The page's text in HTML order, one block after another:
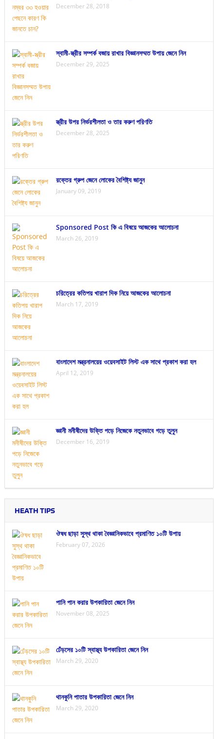
December 28, 2018
স্বামী-স্ত্রীর সম্পর্ক বজায় রাখার বিজ্ঞানসম্মত উপায় জেনে নিন
December 29, 2025
স্ত্রীর উপর নির্ভরশীলতা ও তার করুণ পরিণতি
December 28, 2025
রক্তের গ্রুপ জেনে লোকের বৈশিষ্ট্য জানুন
January 09, 2019
Sponsored Post কি এ বিষয়ে আজকের আলোচনা
March 26, 2019
চরিত্রের কতিপয় খারাপ দিক নিয়ে আজকের আলোচনা
March 17, 2019
বাংলাদেশ মন্ত্রনালয়ের ওয়েবসাইট লিস্ট এক সাথে প্রকাশ করা হল
April 12, 2019
জ্ঞানী মনীষীদের উক্তি পড়ে নিজেকে নতুনভাবে গড়ে তুলুন
December 16, 2019
HEATH TIPS
ঔষধ ছাড়া সুস্থ থাকা বৈজ্ঞানিকভাবে প্রমাণিত ১০টি উপায়
February 07, 2026
পানি পান করার উপকারিতা জেনে নিন
November 08, 2025
ঢেঁড়সের ১০টি স্বাস্থ্য উপকারিতা জেনে নিন
March 29, 2020
থানকুনি পাতার উপকারিতা জেনে নিন
March 29, 2020